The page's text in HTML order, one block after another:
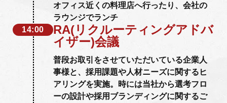
オフィス近くの料理店へ行ったり、会社の
ラウンジでランチ
14:00
RA(リクルーティングアドバ
イザー)会議
普段お取引をさせていただいている企業人
事様と、採用課題や人材ニーズに関するヒ
アリングを実施。時には当社から選考フロ
ーの設計や採用ブランディングに関するご